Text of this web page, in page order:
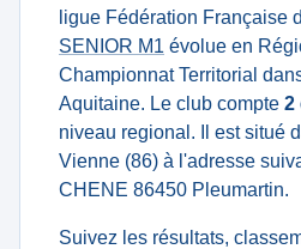
ligue Fédération Française
SENIOR M1 évolue en
Championnat Territorial
Aquitaine. Le club compte 2
niveau regional. Il est situé
Vienne (86) à l'adresse
CHENE 86450 Pleumartin.
Suivez les résultats,